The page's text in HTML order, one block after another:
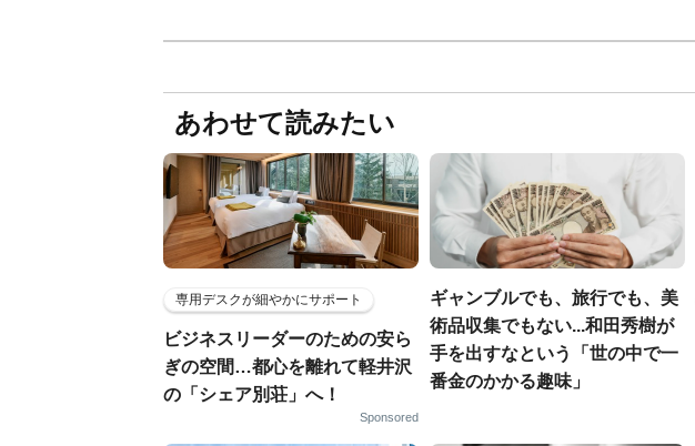
あわせて読みたい
専用デスクが細やかにサポート
ビジネスリーダーのための安ら
ぎの空間…都心を離れて軽井沢
の「シェア別荘」へ！
Sponsored
ギャンブルでも、旅行でも、美
術品収集でもない...和田秀樹が
手を出すなという「世の中で一
番金のかかる趣味」